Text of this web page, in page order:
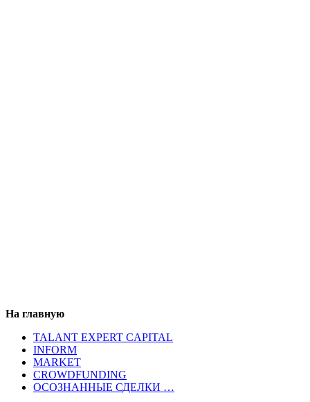
На главную
TALANT EXPERT CAPITAL
INFORM
MARKET
CROWDFUNDING
ОСОЗНАННЫЕ СДЕЛКИ …